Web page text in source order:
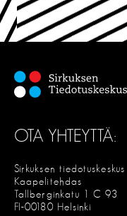
OTA YHTEYTTÄ:
Sirkuksen tiedotuskeskus
Kaapelitehdas
Tallberginkatu 1 C 93
FI-00180 Helsinki